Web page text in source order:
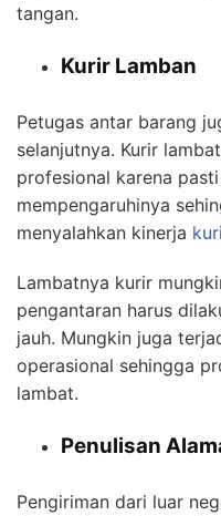
tangan.
Kurir Lamban
Petugas antar barang
selanjutnya. Kurir
profesional karena
mempengaruhinya
menyalahkan kinerja
Lambatnya kurir
pengantaran harus
jauh. Mungkin juga
operasional sehingga
lambat.
Penulisan
Pengiriman dari luar